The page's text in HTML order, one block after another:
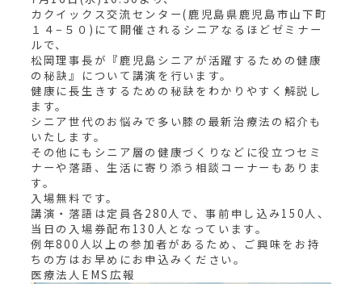
カクイックス交流センター(鹿児島県鹿児島市山下町
１４−５０)にて開催されるシニアなるほどゼミナー
ルで、
松岡理事長が『鹿児島シニアが活躍するための健康
の秘訣』について講演を行います。
健康に長生きするための秘訣をわかりやすく解説し
ます。
シニア世代のお悩みで多い膝の最新治療法の紹介も
いたします。
その他にもシニア層の健康づくりなどに役立つセミ
ナーや落語、生活に寄り添う相談コーナーもありま
す。
入場無料です。
講演・落語は定員各280人で、事前申し込み150人、
当日の入場券配布130人となっています。
例年800人以上の参加者があるため、ご興味をお持
ちの方はお早めにお申込みください。
医療法人EMS広報